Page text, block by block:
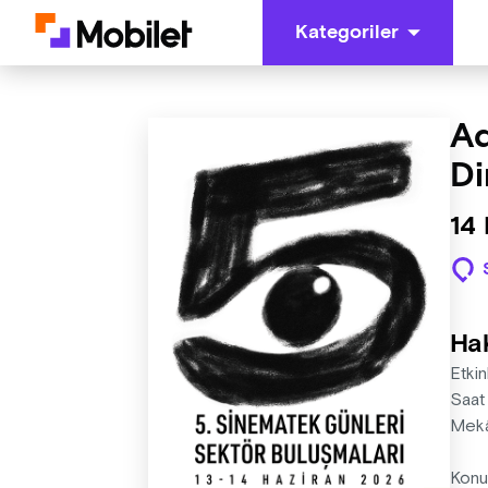
Kategoriler
14
Saat